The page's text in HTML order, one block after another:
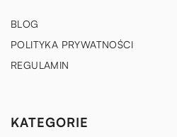
BLOG
POLITYKA PRYWATNOŚCI
REGULAMIN
KATEGORIE